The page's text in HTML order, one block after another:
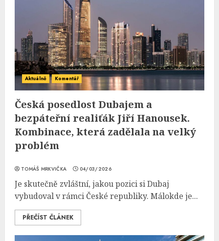
Aktuálně Komentář
Česká posedlost Dubajem a
bezpáteřní realiťák Jiří Hanousek.
Kombinace, která zadělala na velký
problém
TOMÁŠ MRKVIČKA 04/03/2026
Je skutečně zvláštní, jakou pozici si Dubaj
vybudoval v rámci České republiky. Málokde je...
PŘEČÍST ČLÁNEK